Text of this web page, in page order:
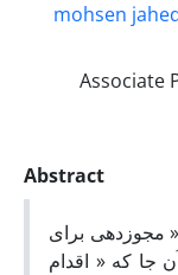
mohsen
Associate
Abstract
مجوزدهی برای
جا که « اقدام